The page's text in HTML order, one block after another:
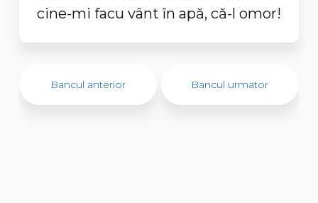
cine-mi facu vânt în apă, că-l omor!
Bancul anterior Bancul urmator